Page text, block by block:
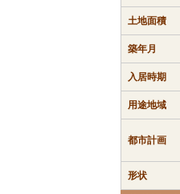
土地面積
築年月
入居時期
用途地域
都市計画
形状